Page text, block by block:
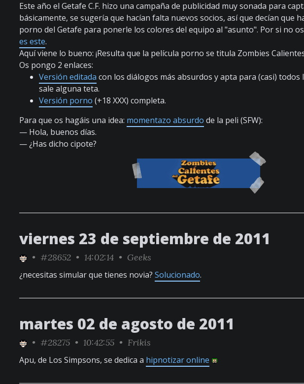
Este año el Getafe C.F. hizo una campaña de publicidad muy sonada para
básicamente, se sugería que hacían falta nuevos socios, así que decían que
porno del Getafe para ponerle los colores del equipo al "asunto". Por si no
es este.
Aquí viene lo bueno: ¡Resulta que la película porno se titula Zombies
Os pongo 2 enlaces:
Versión editada con los diálogos más absurdos y apta para (casi) todos
sale alguna teta.
Versión porno (+18 XXX) completa.
Para que os hagáis una idea: momentazo absurdo de la peli (SFW):
— Hola, buenos días.
— ¿Has dicho cipote?
viernes 23 de septiembre de 2011
• #28652 • 14:02:14 • Geeks
¿necesitas simular que tienes novia? Solucionado.
martes 02 de agosto de 2011
• #28275 • 10:42:55 • Frikis
Apu, de Los Simpsons, se dedica a hipnotizar online